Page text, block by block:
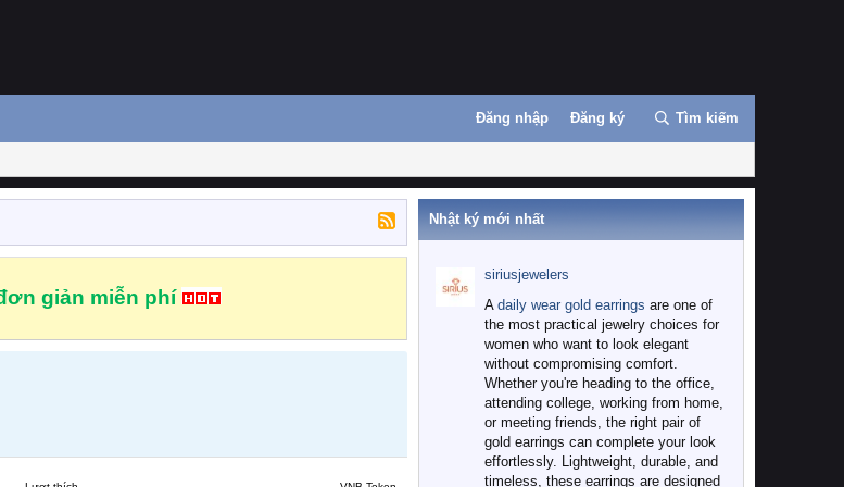
Đăng nhập Đăng ký Tìm kiếm
giản miễn phí
Nhật ký mới nhất
siriusjewelers
A daily wear gold earrings are one of
the most practical jewelry choices for
women who want to look elegant
without compromising comfort.
Whether you're heading to the office,
attending college, working from home,
or meeting friends, the right pair of
gold earrings can complete your look
effortlessly. Lightweight, durable, and
timeless, these earrings are designed